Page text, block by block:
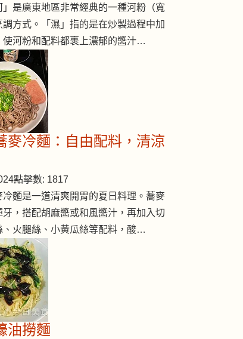
」是廣東地區非常經典的一種河粉（寬
調方式。「濕」指的是在炒製過程中加
使河粉和配料都裹上濃郁的醬汁…
麥冷麵：自由配料，清涼
點擊數: 1817
冷麵是一道清爽開胃的夏日料理。蕎麥
牙，搭配胡麻醬或和風醬汁，再加入切
、火腿絲、小黃瓜絲等配料，酸…
油撈麵